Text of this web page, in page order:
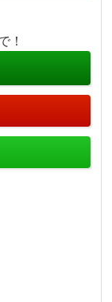
！